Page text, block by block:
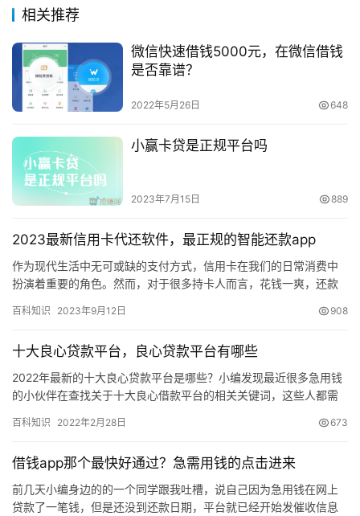
相关推荐
微信快速借钱5000元，在微信借钱
是否靠谱？
2022年5月26日 648
小赢卡贷是正规平台吗
2023年7月15日 889
2023最新信用卡代还软件，最正规的智能还款app
作为现代生活中无可或缺的支付方式，信用卡在我们的日常消费中
扮演着重要的角色。然而，对于很多持卡人而言，花钱一爽，还款
一种有…
百科知识 2023年9月12日 908
十大良心贷款平台，良心贷款平台有哪些
2022年最新的十大良心贷款平台是哪些？小编发现最近很多急用钱
的小伙伴在查找关于十大良心借款平台的相关关键词，这些人都需
百科知识 2022年2月28日 673
借钱app那个最快好通过？急需用钱的点击进来
前几天小编身边的的一个同学跟我吐槽，说自己因为急用钱在网上
贷款了一笔钱，但是还没到还款日期，平台就已经开始发催收信息